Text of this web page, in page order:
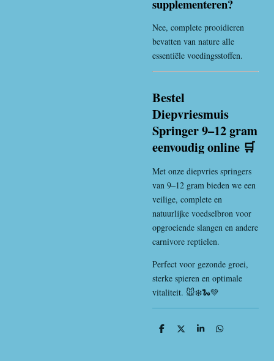
supplementeren?
Nee, complete prooidieren
bevatten van nature alle
essentiële voedingsstoffen.
Bestel
Diepvriesmuis
Springer 9–12 gram
eenvoudig online 🛒
Met onze diepvries springers
van 9–12 gram bieden we een
veilige, complete en
natuurlijke voedselbron voor
opgroeiende slangen en andere
carnivore reptielen.
Perfect voor gezonde groei,
sterke spieren en optimale
vitaliteit. 🐭❄️🐍💚
D
D
S
D